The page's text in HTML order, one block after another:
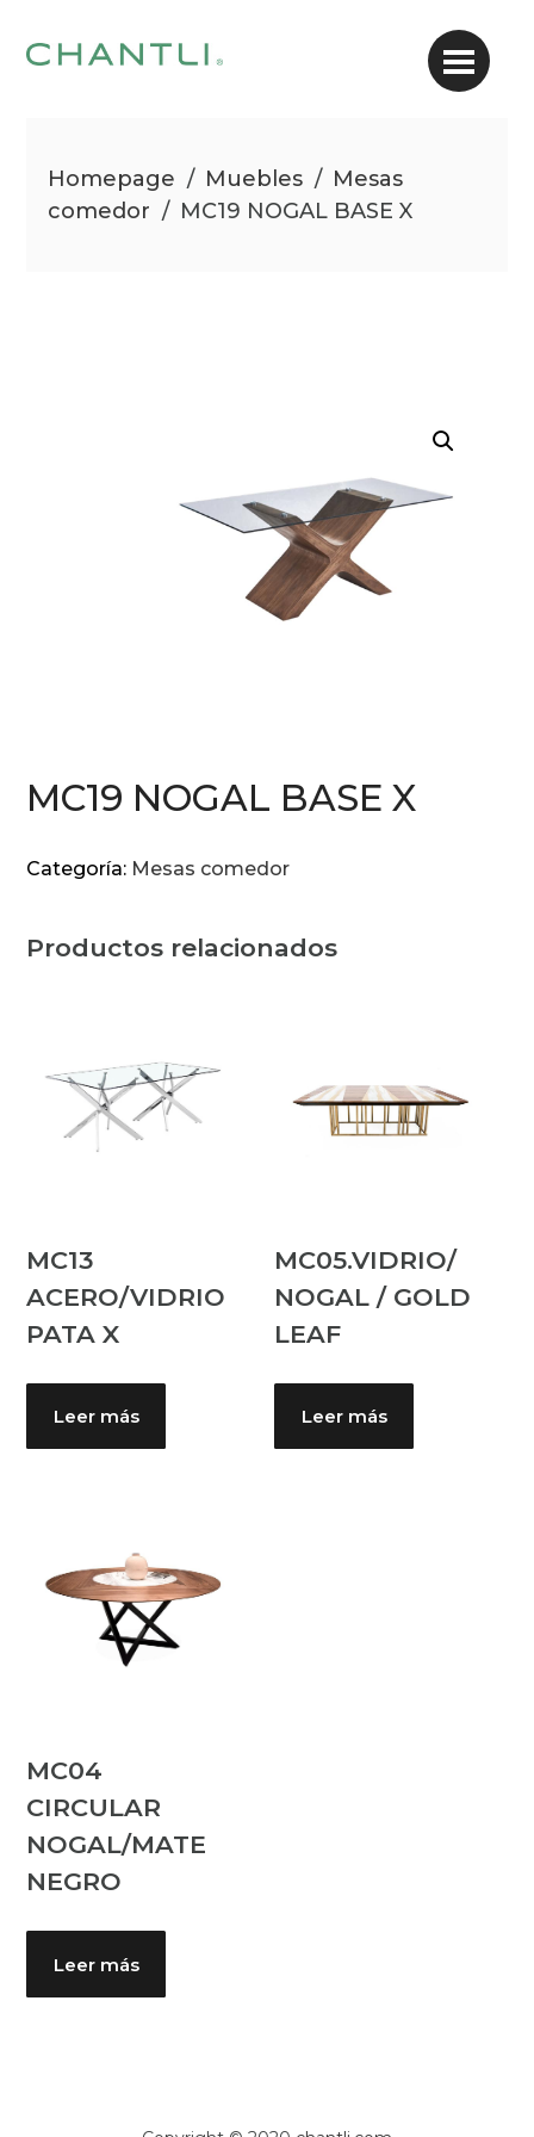
Homepage / Muebles / Mesas
comedor / MC19 NOGAL BASE X
MC19 NOGAL BASE X
Categoría: Mesas comedor
Productos relacionados
MC13
ACERO/VIDRIO
PATA X
Leer más
MC05.VIDRIO/
NOGAL / GOLD
LEAF
Leer más
MC04
CIRCULAR
NOGAL/MATE
NEGRO
Leer más